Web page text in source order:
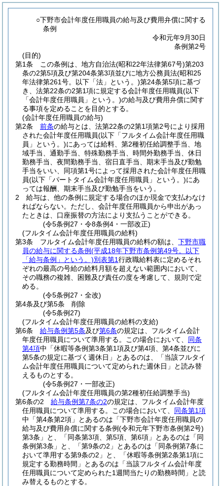
○下野市会計年度任用職員の給与及び費用弁償に関する
条例
令和元年9月30日
条例第2号
(目的)
第1条
この条例は、地方自治法(昭和22年法律第67号)第203
条の2第5項及び第204条第3項並びに地方公務員法(昭和25
年法律第261号。以下「法」という。)第24条第5項に基づ
き、法第22条の2第1項に規定する会計年度任用職員(以下
「会計年度任用職員」という。)の給与及び費用弁償に関す
る事項を定めることを目的とする。
(会計年度任用職員の給与)
第2条
前条の給与とは、法第22条の2第1項第2号により採用
された会計年度任用職員(以下「フルタイム会計年度任用職
員」という。)にあっては給料、第2種初任給調整手当、地
域手当、通勤手当、特殊勤務手当、時間外勤務手当、休日
勤務手当、夜間勤務手当、宿日直手当、期末手当及び勤勉
手当をいい、同項第1号によって採用された会計年度任用職
員(以下「パートタイム会計年度任用職員」という。)にあ
っては報酬、期末手当及び勤勉手当をいう。
2
給与は、他の条例に規定する場合のほか現金で支払わなけ
ればならない。 ただし、会計年度任用職員から申出があっ
たときは、口座振替の方法により支払うことができる。
(令5条例27・令8条例4・一部改正)
(フルタイム会計年度任用職員の給料)
第3条
フルタイム会計年度任用職員の給料の額は、 下野市職
員の給与に関する条例(平成18年下野市条例第49号。以下
「給与条例」という。)別表第1行政職給料表に定めるそれ
ぞれの最高の号給の給料月額を超えない範囲内において、
その職務の複雑、困難及び責任の度を考慮して、規則で定
める。
(令5条例27・全改)
第4条及び第5条
削除
(令5条例27)
(フルタイム会計年度任用職員の給料の支給)
第6条
給与条例第5条及び第6条の規定は、フルタイム会計
年度任用職員について準用する。
この場合において、 同条
第4項中「休暇等条例第3条第1項及び第4項、第4条並びに
第5条の規定に基づく週休日」とあるのは、「当該フルタイ
ム会計年度任用職員について定められた週休日」と読み替
えるものとする。
(令5条例27・一部改正)
(フルタイム会計年度任用職員の第2種初任給調整手当)
第6条の2
給与条例第7条の2の規定は、フルタイム会計年度
任用職員について準用する。
この場合において、 同条第1項
中「第4条第2項」とあるのは「下野市会計年度任用職員の
給与及び費用弁償に関する条例(令和元年下野市条例第2号)
第3条」と、「同条第3項、第5項、第6項」とあるのは「同
条例第3条」と、「第9条の2」とあるのは「同条例第7条に
おいて準用する第9条の2」と、「休暇等条例第2条第1項に
規定する勤務時間」とあるのは「当該フルタイム会計年度
任用職員について定められた1週間当たりの勤務時間」と読
み替えるものとする。